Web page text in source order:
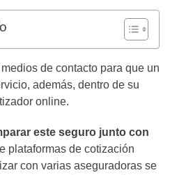
de contacto para que un
además, dentro de su
online.
este seguro junto con
plataformas de cotización
con varias aseguradoras se